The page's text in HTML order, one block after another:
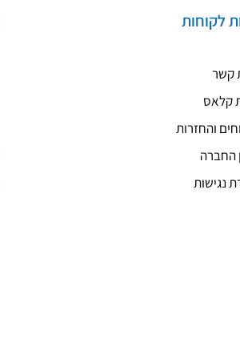
לקוחות
קשר
קלאס
והחזרות
החברה
נגישות